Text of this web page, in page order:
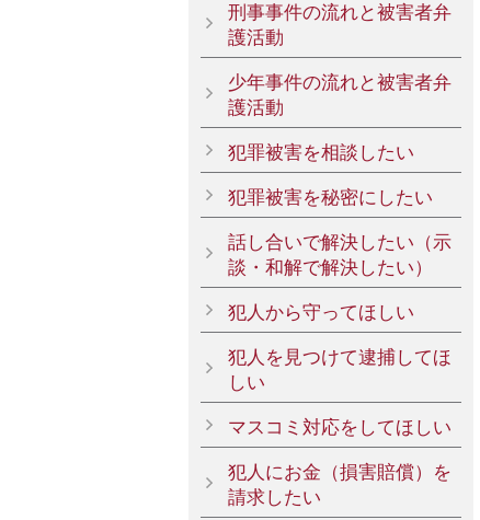
刑事事件の流れと被害者弁
護活動
少年事件の流れと被害者弁
護活動
犯罪被害を相談したい
犯罪被害を秘密にしたい
話し合いで解決したい（示
談・和解で解決したい）
犯人から守ってほしい
犯人を見つけて逮捕してほ
しい
マスコミ対応をしてほしい
犯人にお金（損害賠償）を
請求したい